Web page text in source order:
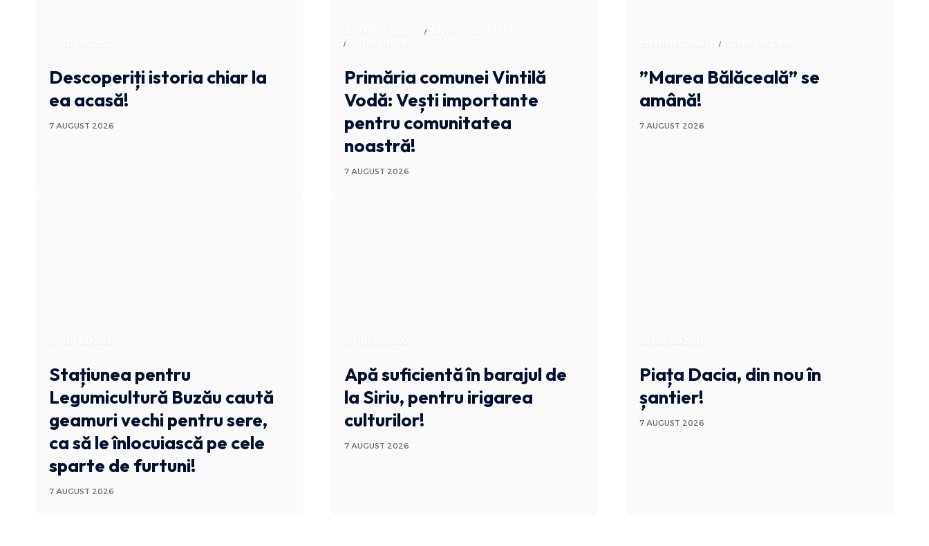
Descoperiți istoria chiar la
ea acasă!
7 AUGUST 2026
ADMINISTRATIV
Primăria comunei Vintilă
Vodă: Vești importante
pentru comunitatea
noastră!
7 AUGUST 2026
ADMINISTRATIV
”Marea Bălăceală” se
amână!
7 AUGUST 2026
Stațiunea pentru
Legumicultură Buzău caută
geamuri vechi pentru sere,
ca să le înlocuiască pe cele
sparte de furtuni!
7 AUGUST 2026
Apă suficientă în barajul de
la Siriu, pentru irigarea
culturilor!
7 AUGUST 2026
Piața Dacia, din nou în
șantier!
7 AUGUST 2026